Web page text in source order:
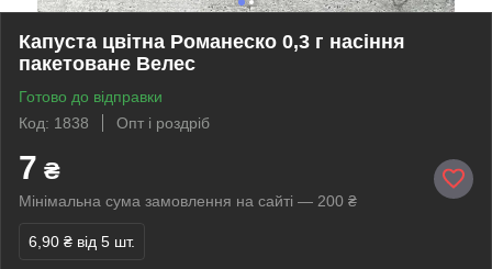
Капуста цвітна Романеско 0,3 г насіння
пакетоване Велес
Готово до відправки
Код: 1838
Опт і роздріб
7 ₴
Мінімальна сума замовлення на сайті — 200 ₴
6,90 ₴ від 5 шт.